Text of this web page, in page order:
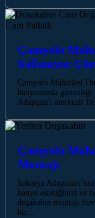
Çamyolu
Sallanıyor
Çamyolu Mahallesi
banyonuzda güvenliği
Adapazarı merkezli
Çamyolu
Montajı
Sakarya
banyo estetiğinizi ve
duşakabin montajı
bir…